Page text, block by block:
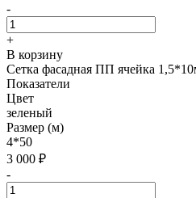
-
+
В корзину
Сетка фасадная ПП ячейка
Показатели
Цвет
зеленый
Размер (м)
4*50
3 000 ₽
-